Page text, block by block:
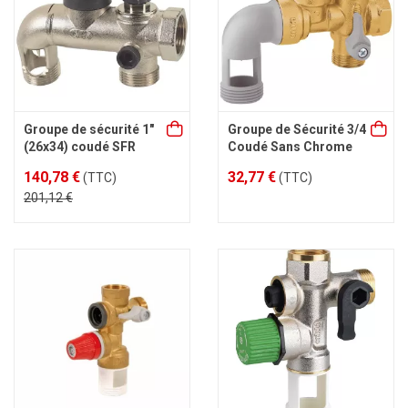
Groupe de sécurité 1"
(26x34) coudé SFR
140,78 €(TTC)
201,12 €
Groupe de Sécurité 3/4
Coudé Sans Chrome
32,77 €(TTC)